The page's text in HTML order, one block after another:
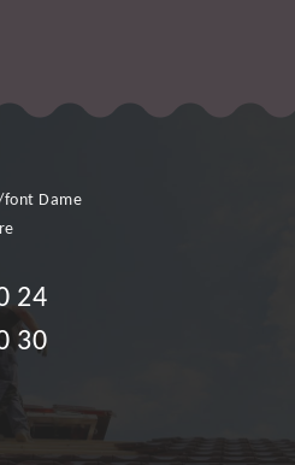
font Dame
24
30